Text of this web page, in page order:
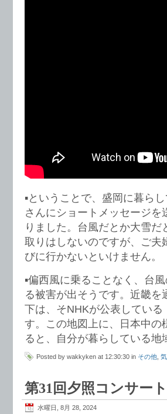
▪️ということで、盛岡に暮ら
さんにショートメッセージ
りました。台風だとか大雪
取りはしないのですが、ご夫
びに行かないといけません。
▪️偏西風に乗ることなく、台
る被害が出そうです。近畿
下は、そNHKが公表している
す。この地図上に、日本中の
ると、自分が暮らしている
Posted by wakkyken at 12:30:30 in その他
第31回夕照コンサー
水曜日, 8月 28, 2024